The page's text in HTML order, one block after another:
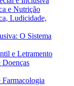
e Nutrição
Ludicidade,
O Sistema
e Letramento
Doenças